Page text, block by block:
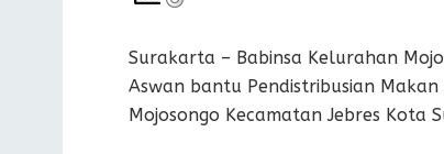
Surakarta – Babinsa Kelurahan
Aswan bantu Pendistribusian
Mojosongo Kecamatan Jebres Kota